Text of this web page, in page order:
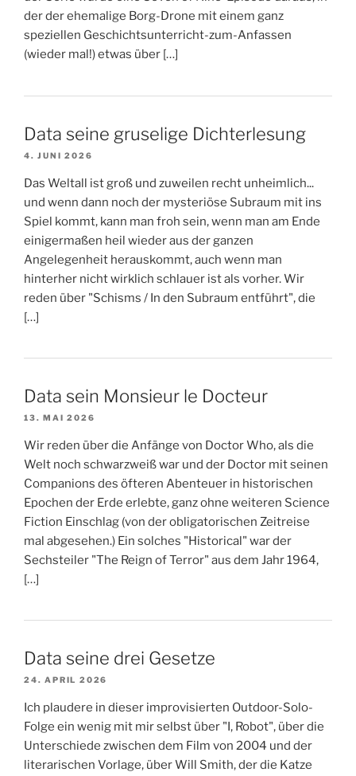
der der ehemalige Borg-Drone mit einem ganz
speziellen Geschichtsunterricht-zum-Anfassen
(wieder mal!) etwas über […]
Data seine gruselige Dichterlesung
4. JUNI 2026
Das Weltall ist groß und zuweilen recht unheimlich...
und wenn dann noch der mysteriöse Subraum mit ins
Spiel kommt, kann man froh sein, wenn man am Ende
einigermaßen heil wieder aus der ganzen
Angelegenheit herauskommt, auch wenn man
hinterher nicht wirklich schlauer ist als vorher. Wir
reden über "Schisms / In den Subraum entführt", die
[…]
Data sein Monsieur le Docteur
13. MAI 2026
Wir reden über die Anfänge von Doctor Who, als die
Welt noch schwarzweiß war und der Doctor mit seinen
Companions des öfteren Abenteuer in historischen
Epochen der Erde erlebte, ganz ohne weiteren Science
Fiction Einschlag (von der obligatorischen Zeitreise
mal abgesehen.) Ein solches "Historical" war der
Sechsteiler "The Reign of Terror" aus dem Jahr 1964,
[…]
Data seine drei Gesetze
24. APRIL 2026
Ich plaudere in dieser improvisierten Outdoor-Solo-
Folge ein wenig mit mir selbst über "I, Robot", über die
Unterschiede zwischen dem Film von 2004 und der
literarischen Vorlage, über Will Smith, der die Katze